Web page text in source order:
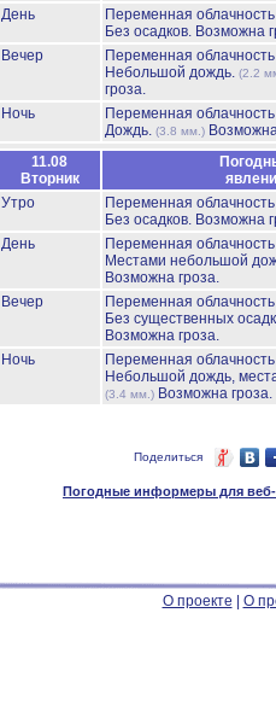
День
Переменная
Без осадков. Возможна
Вечер
Переменная
Небольшой дождь. (2.2
гроза.
Ночь
Переменная
Дождь. (3.8 мм.)
11.08
Вторник
Утро
Переменная
Без осадков. Возможна
День
Переменная
Местами небольшой
Возможна гроза.
Вечер
Переменная
Без существенных
Возможна гроза.
Ночь
Переменная
Небольшой дождь,
(3.4 мм.) Возможна гроза.
Поделиться
Погодные информеры для веб-
О проекте О